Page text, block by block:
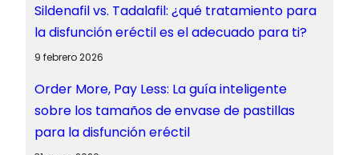
Sildenafil vs. Tadalafil: ¿qué tratamiento para
la disfunción eréctil es el adecuado para ti?
9 febrero 2026
Order More, Pay Less: La guía inteligente
sobre los tamaños de envase de pastillas
para la disfunción eréctil